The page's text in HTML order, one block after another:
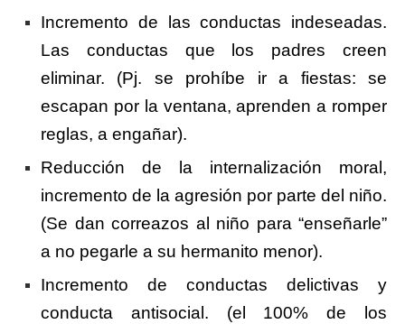
Incremento de las conductas indeseadas.
Las conductas que los padres creen
eliminar. (Pj. se prohíbe ir a fiestas: se
escapan por la ventana, aprenden a romper
reglas, a engañar).
Reducción de la internalización moral,
incremento de la agresión por parte del niño.
(Se dan correazos al niño para “enseñarle”
a no pegarle a su hermanito menor).
Incremento de conductas delictivas y
conducta antisocial. (el 100% de los